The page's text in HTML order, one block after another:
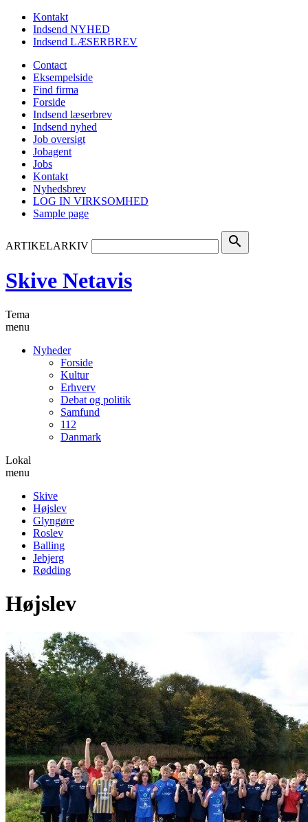
Kontakt
Indsend NYHED
Indsend LÆSERBREV
Contact
Eksempelside
Find firma
Forside
Indsend læserbrev
Indsend nyhed
Job oversigt
Jobagent
Jobs
Kontakt
Nyhedsbrev
LOG IN VIRKSOMHED
Sample page
ARTIKELARKIV search
Skive Netavis
Tema
menu
Nyheder
Forside
Kultur
Erhverv
Debat og politik
Samfund
112
Danmark
Lokal
menu
Skive
Højslev
Glyngøre
Roslev
Balling
Jebjerg
Rødding
Højslev